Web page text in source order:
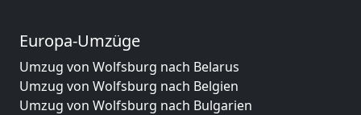
Europa-Umzüge
Umzug von Wolfsburg nach Belarus
Umzug von Wolfsburg nach Belgien
Umzug von Wolfsburg nach Bulgarien